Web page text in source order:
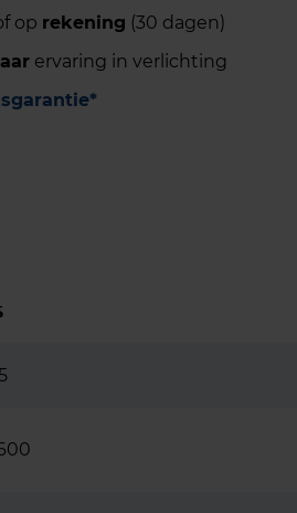
op rekening (30 dagen)
ervaring in verlichting